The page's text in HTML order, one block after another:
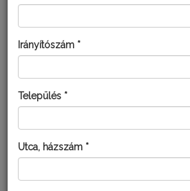
FITOMAXX
Irányítószám *
Település *
Utca, házszám *